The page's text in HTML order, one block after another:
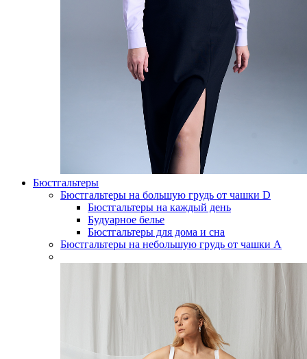
Бюстгальтеры
Бюстгальтеры на большую грудь от чашки D
Бюстгальтеры на каждый день
Будуарное белье
Бюстгальтеры для дома и сна
Бюстгальтеры на небольшую грудь от чашки А